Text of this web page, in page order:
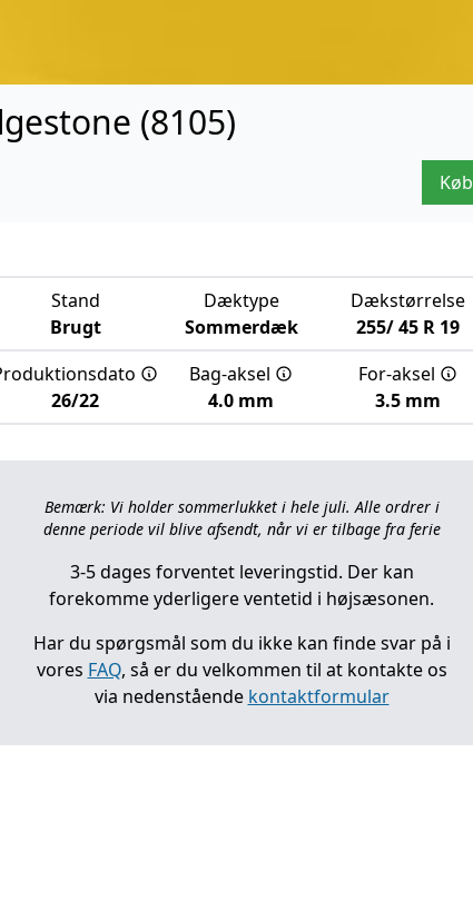
(8105)
Køb
Stand
Brugt
Dæktype
Sommerdæk
Dækstørrelse
255/45 R 19
26/22
Bag-aksel
4.0 mm
For-aksel
3.5 mm
Bemærk: Vi holder sommerlukket i hele juli. Alle ordrer i
denne periode vil blive afsendt, når vi er tilbage fra ferie
3-5 dages forventet leveringstid. Der kan
forekomme yderligere ventetid i højsæsonen.
Har du spørgsmål som du ikke kan finde svar på i
vores FAQ, så er du velkommen til at kontakte os
via nedenstående kontaktformular